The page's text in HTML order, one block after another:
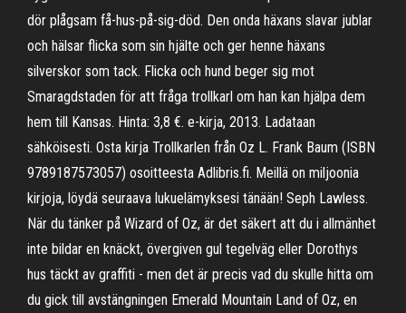
dör plågsam få-hus-på-sig-död. Den onda häxans slavar jublar
och hälsar flicka som sin hjälte och ger henne häxans
silverskor som tack. Flicka och hund beger sig mot
Smaragdstaden för att fråga trollkarl om han kan hjälpa dem
hem till Kansas. Hinta: 3,8 €. e-kirja, 2013. Ladataan
sähköisesti. Osta kirja Trollkarlen från Oz L. Frank Baum (ISBN
9789187573057) osoitteesta Adlibris.fi. Meillä on miljoonia
kirjoja, löydä seuraava lukuelämyksesi tänään! Seph Lawless.
När du tänker på Wizard of Oz, är det säkert att du i allmänhet
inte bildar en knäckt, övergiven gul tegelväg eller Dorothys
hus täckt av graffiti - men det är precis vad du skulle hitta om
du gick till avstängningen Emerald Mountain Land of Oz, en